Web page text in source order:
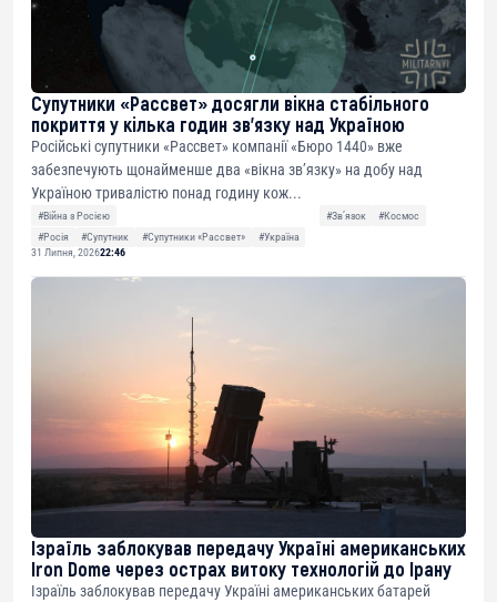
Супутники «Рассвет» досягли вікна стабільного
покриття у кілька годин зв’язку над Україною
Російські супутники «Рассвет» компанії «Бюро 1440» вже
забезпечують щонайменше два «вікна зв’язку» на добу над
Україною тривалістю понад годину кож...
#Війна з Росією #Звʼязок
#Космос
#Росія
#Супутник #Супутники «Рассвет»
#Україна
31 Липня, 202622:46
Ізраїль заблокував передачу Україні американських
Iron Dome через острах витоку технологій до Ірану
Ізраїль заблокував передачу Україні американських батарей